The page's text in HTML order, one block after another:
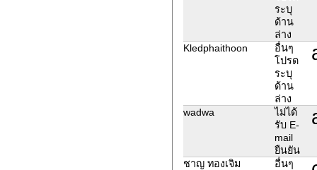
ระบุ
ด้าน
ล่าง
Kledphaithoon
อื่นๆ
โปรด
ระบุ
ด้าน
ล่าง
wadwa
ไม่ได้
รับ E-
mail
ยืนยัน
ชาญ ทองเจิม
อื่นๆ